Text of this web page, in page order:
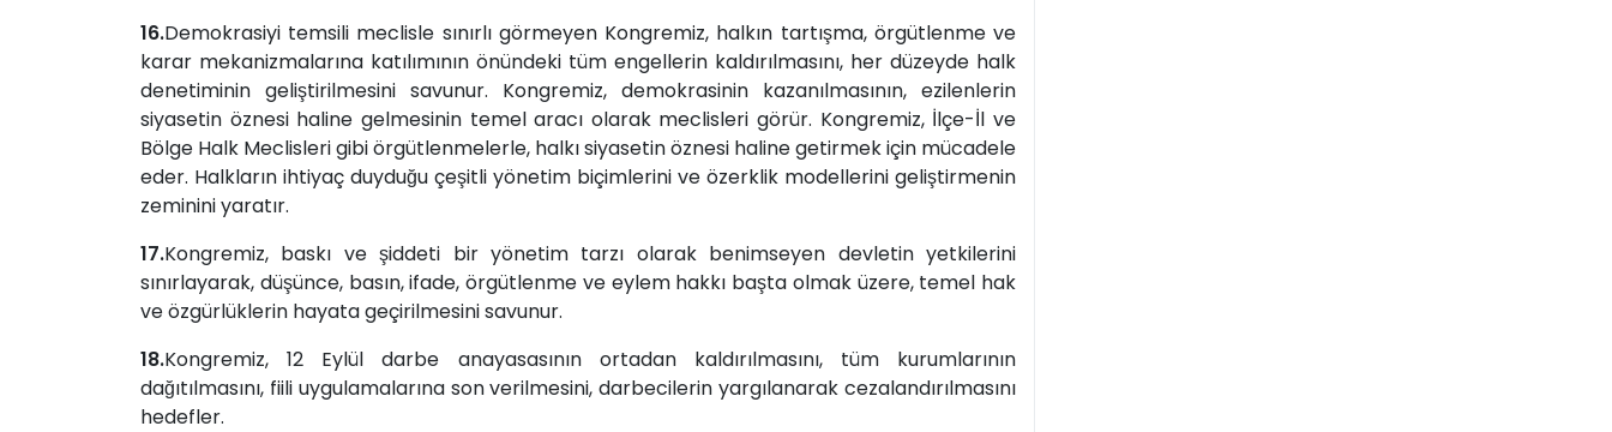
16.Demokrasiyi temsili meclisle sınırlı görmeyen Kongremiz, halkın tartışma, örgütlenme ve
karar mekanizmalarına katılımının önündeki tüm engellerin kaldırılmasını, her düzeyde halk
denetiminin geliştirilmesini savunur. Kongremiz, demokrasinin kazanılmasının, ezilenlerin
siyasetin öznesi haline gelmesinin temel aracı olarak meclisleri görür. Kongremiz, İlçe-İl ve
Bölge Halk Meclisleri gibi örgütlenmelerle, halkı siyasetin öznesi haline getirmek için mücadele
eder. Halkların ihtiyaç duyduğu çeşitli yönetim biçimlerini ve özerklik modellerini geliştirmenin
zeminini yaratır.
17.Kongremiz, baskı ve şiddeti bir yönetim tarzı olarak benimseyen devletin yetkilerini
sınırlayarak, düşünce, basın, ifade, örgütlenme ve eylem hakkı başta olmak üzere, temel hak
ve özgürlüklerin hayata geçirilmesini savunur.
18.Kongremiz, 12 Eylül darbe anayasasının ortadan kaldırılmasını, tüm kurumlarının
dağıtılmasını, fiili uygulamalarına son verilmesini, darbecilerin yargılanarak cezalandırılmasını
hedefler.